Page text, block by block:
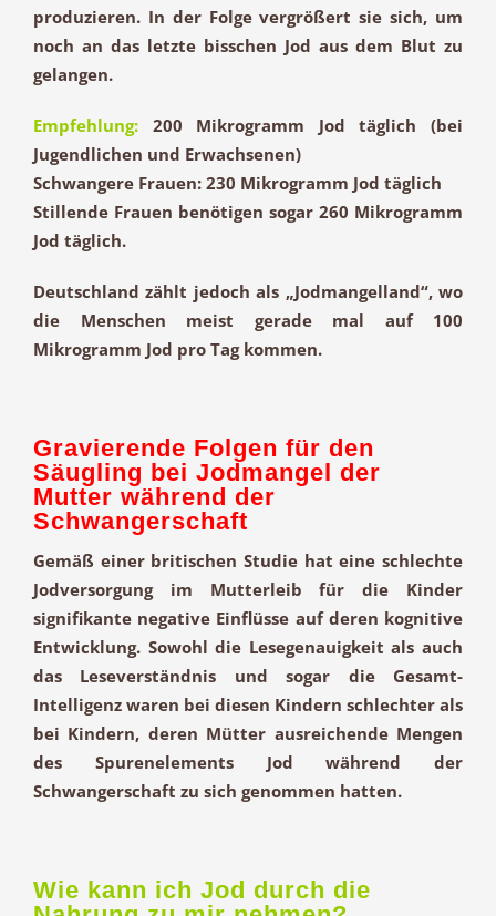
produzieren. In der Folge vergrößert sie sich, um
noch an das letzte bisschen Jod aus dem Blut zu
gelangen.
Empfehlung: 200 Mikrogramm Jod täglich (bei
Jugendlichen und Erwachsenen)
Schwangere Frauen: 230 Mikrogramm Jod täglich
Stillende Frauen benötigen sogar 260 Mikrogramm
Jod täglich.
Deutschland zählt jedoch als „Jodmangelland“, wo
die Menschen meist gerade mal auf 100
Mikrogramm Jod pro Tag kommen.
Gravierende Folgen für den
Säugling bei Jodmangel der
Mutter während der
Schwangerschaft
Gemäß einer britischen Studie hat eine schlechte
Jodversorgung im Mutterleib für die Kinder
signifikante negative Einflüsse auf deren kognitive
Entwicklung. Sowohl die Lesegenauigkeit als auch
das Leseverständnis und sogar die Gesamt-
Intelligenz waren bei diesen Kindern schlechter als
bei Kindern, deren Mütter ausreichende Mengen
des Spurenelements Jod während der
Schwangerschaft zu sich genommen hatten.
Wie kann ich Jod durch die